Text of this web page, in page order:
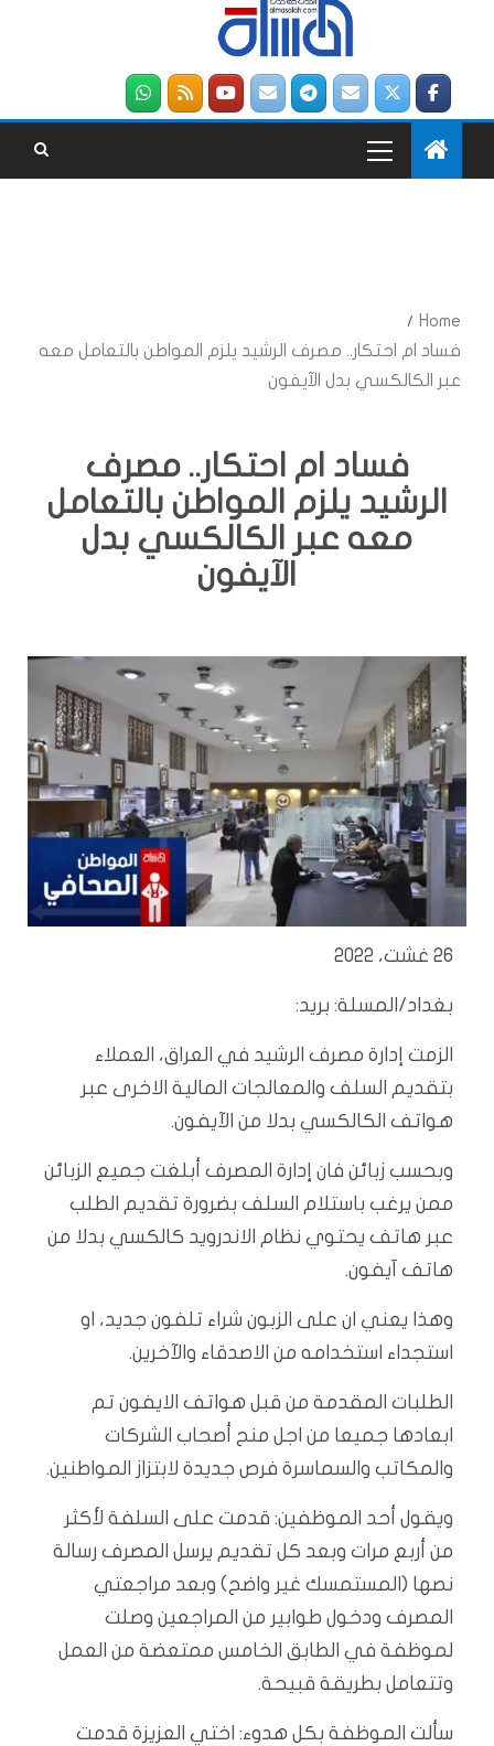
Home
فساد ام احتكار.. مصرف الرشيد يلزم المواطن بالتعامل معه
عبر الكالكسي بدل الآيفون
فساد ام احتكار.. مصرف
الرشيد يلزم المواطن بالتعامل
معه عبر الكالكسي بدل
الآيفون
26 غشت، 2022
بغداد/المسلة: بريد:
الزمت إدارة مصرف الرشيد في العراق، العملاء
بتقديم السلف والمعالجات المالية الاخرى عبر
هواتف الكالكسي بدلا من الآيفون.
وبحسب زبائن فان إدارة المصرف أبلغت جميع الزبائن
ممن يرغب باستلام السلف بضرورة تقديم الطلب
عبر هاتف يحتوي نظام الاندرويد كالكسي بدلا من
هاتف آيفون.
وهذا يعني ان على الزبون شراء تلفون جديد، او
استجداء استخدامه من الاصدقاء والآخرين.
الطلبات المقدمة من قبل هواتف الايفون تم
ابعادها جميعا من اجل منح أصحاب الشركات
والمكاتب والسماسرة فرص جديدة لابتزاز المواطنين.
ويقول أحد الموظفين: قدمت على السلفة لأكثر
من أربع مرات وبعد كل تقديم يرسل المصرف رسالة
نصها (المستمسك غير واضح) وبعد مراجعتي
المصرف ودخول طوابير من المراجعين وصلت
لموظفة في الطابق الخامس ممتعضة من العمل
وتتعامل بطريقة قبيحة.
سألت الموظفة بكل هدوء: اختي العزيزة قدمت